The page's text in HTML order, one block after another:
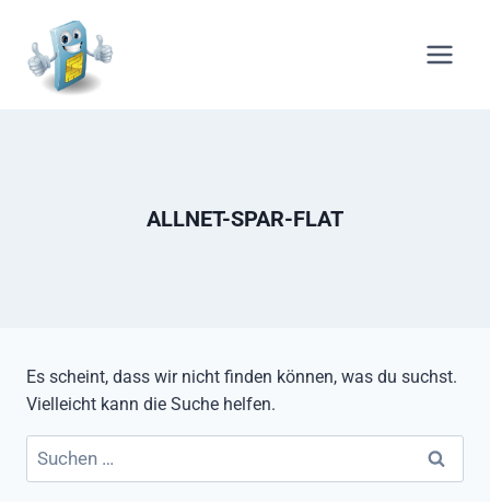
Inhalt
springen
ALLNET-SPAR-FLAT
Es scheint, dass wir nicht finden können, was du suchst.
Vielleicht kann die Suche helfen.
Suchen
nach: